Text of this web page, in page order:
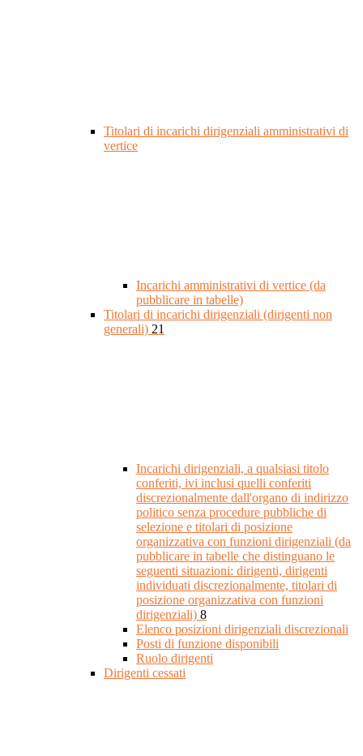
Titolari di incarichi dirigenziali amministrativi di
vertice
Incarichi amministrativi di vertice (da
pubblicare in tabelle)
Titolari di incarichi dirigenziali (dirigenti non
generali) 21
Incarichi dirigenziali, a qualsiasi titolo
conferiti, ivi inclusi quelli conferiti
discrezionalmente dall'organo di indirizzo
politico senza procedure pubbliche di
selezione e titolari di posizione
organizzativa con funzioni dirigenziali (da
pubblicare in tabelle che distinguano le
seguenti situazioni: dirigenti, dirigenti
individuati discrezionalmente, titolari di
posizione organizzativa con funzioni
dirigenziali) 8
Elenco posizioni dirigenziali discrezionali
Posti di funzione disponibili
Ruolo dirigenti
Dirigenti cessati